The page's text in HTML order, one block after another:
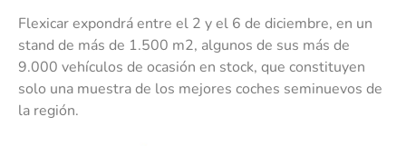
Flexicar expondrá entre el 2 y el 6 de diciembre, en un
stand de más de 1.500 m2, algunos de sus más de
9.000 vehículos de ocasión en stock, que constituyen
solo una muestra de los mejores coches seminuevos de
la región.